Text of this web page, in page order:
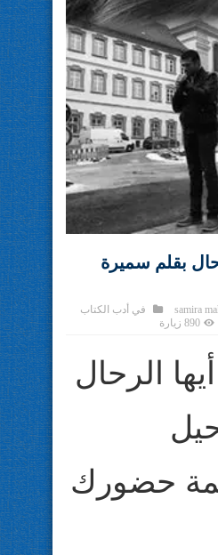
بقلم سميرة
samira في أدب الكتاب
890 زيارة
الرحال
حضورك